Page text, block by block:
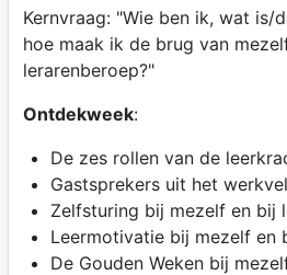
Kernvraag: "Wie ben ik, wat is/
hoe maak ik de brug van
lerarenberoep?"
Ontdekweek:
De zes rollen van de
Gastsprekers uit het
Zelfsturing bij mezelf en bij
Leermotivatie bij mezelf en
De Gouden Weken bij